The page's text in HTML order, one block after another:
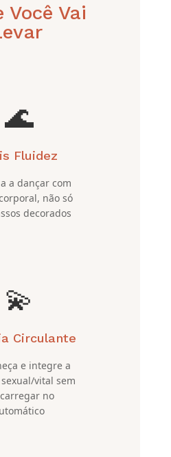
Você Vai
🌊
Fluidez
a dançar com
não só
decorados
💫
Circulante
e integre a
vital sem
no